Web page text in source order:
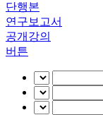
단행본
연구보고서
공개강의
버튼